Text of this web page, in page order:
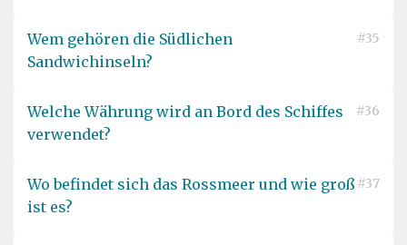
Wem gehören die Südlichen
Sandwichinseln?
#35
Welche Währung wird an Bord des Schiffes
verwendet?
#36
Wo befindet sich das Rossmeer und wie groß
ist es?
#37